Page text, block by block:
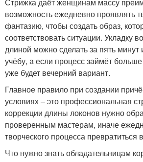
Стрижка даёт женщинам массу
возможность ежедневно проявлять
фантазию, чтобы создать образ,
соответствовать ситуации. Укладку
длиной можно сделать за пять минут
учёбу, а если процесс займёт
уже будет вечерний вариант.
Главное правило при создании
условиях – это профессиональная
коррекции длины локонов нужно
проверенным мастерам, иначе
творческого процесса превратиться
Что нужно знать обладательницам